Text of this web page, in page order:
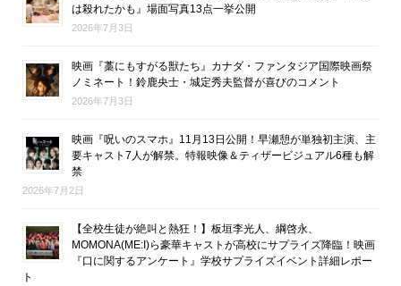
は殺れたかも』場面写真13点一挙公開
2026年7月3日
映画『藁にもすがる獣たち』カナダ・ファンタジア国際映画祭
ノミネート！鈴鹿央士・城定秀夫監督が喜びのコメント
2026年7月3日
映画『呪いのスマホ』11月13日公開！早瀬憩が単独初主演、主
要キャスト7人が解禁。特報映像＆ティザービジュアル6種も解
禁
2026年7月2日
【全校生徒が絶叫と熱狂！】板垣李光人、綱啓永、
MOMONA(ME:I)ら豪華キャストが高校にサプライズ降臨！映画
『口に関するアンケート』学校サプライズイベント詳細レポー
ト